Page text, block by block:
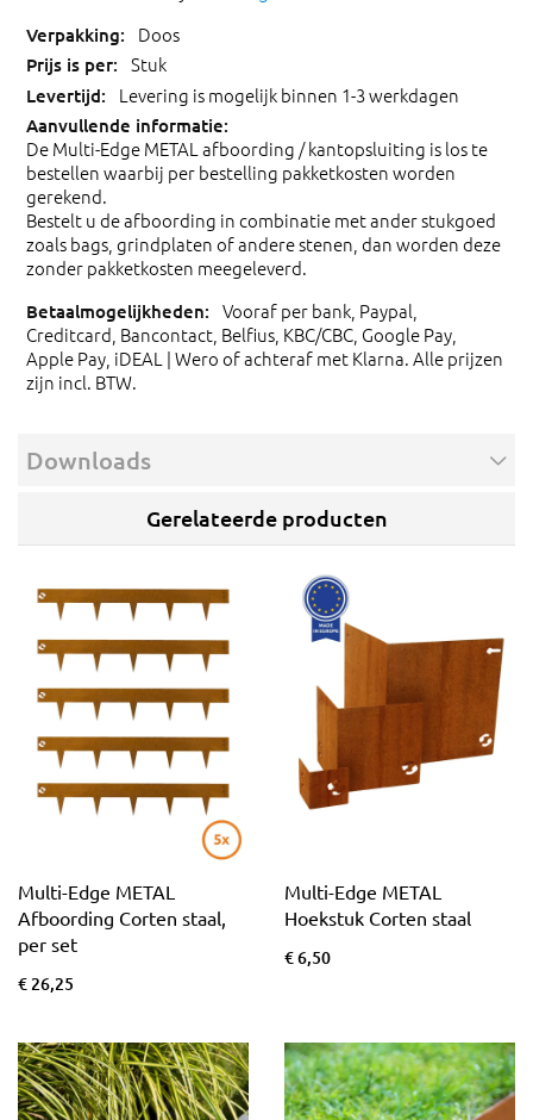
Doos
Stuk
Levering is mogelijk binnen 1-3 werkdagen
De Multi-Edge METAL afboording / kantopsluiting is los te
bestellen waarbij per bestelling pakketkosten worden
gerekend.
Bestelt u de afboording in combinatie met ander stukgoed
zoals bags, grindplaten of andere stenen, dan worden deze
zonder pakketkosten meegeleverd.
Vooraf per bank, Paypal,
Creditcard, Bancontact, Belfius, KBC/CBC, Google Pay,
Apple Pay, iDEAL | Wero of achteraf met Klarna. Alle prijzen
zijn incl. BTW.
Downloads
Gerelateerde producten
Multi-Edge METAL
Afboording Corten staal,
per set
€ 26,25
Multi-Edge METAL
Hoekstuk Corten staal
€ 6,50